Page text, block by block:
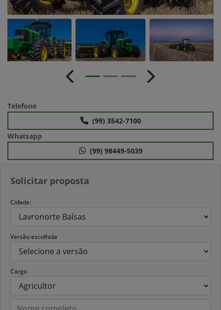
Solicitar proposta
Cidade:
Versão escolhida
Cargo
Anterior Próximo
Telefone
(99) 3542-7100
Whatsapp
(99) 98449-5039